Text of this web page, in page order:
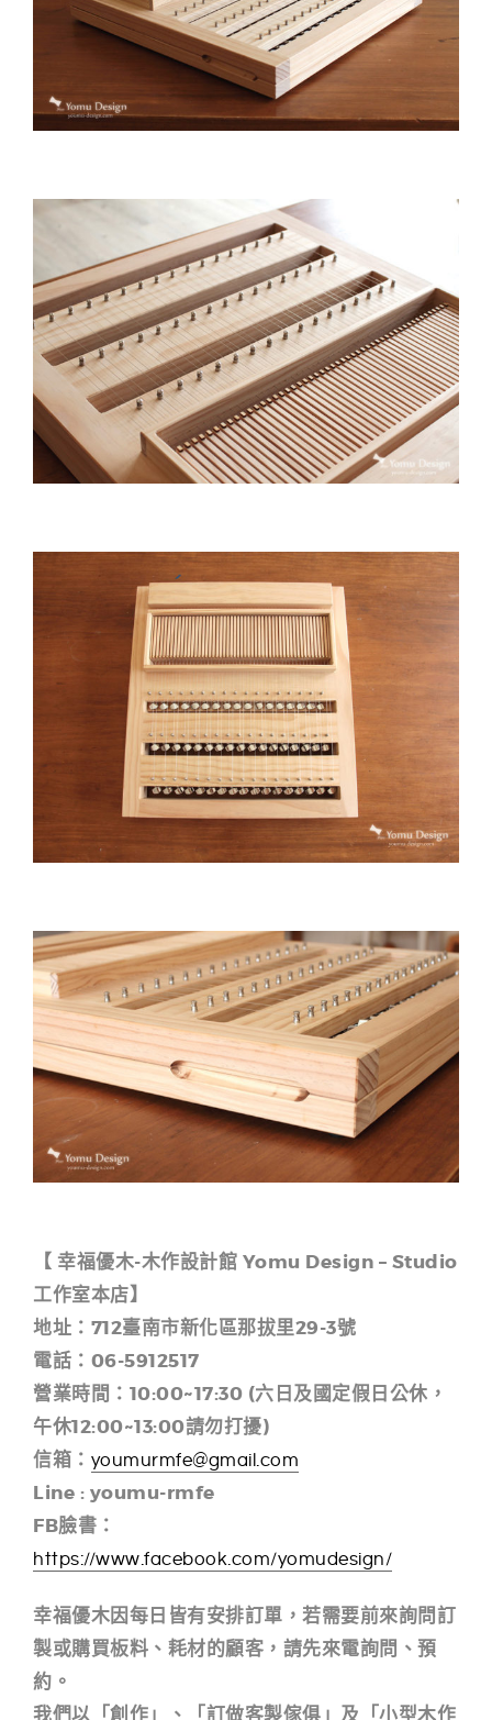
【 幸福優木-木作設計館 Yomu Design – Studio
工作室本店】
地址：712臺南市新化區那拔里29-3號
電話：06-5912517
營業時間：10:00~17:30 (六日及國定假日公休，
午休12:00~13:00請勿打擾)
信箱： youmurmfe@gmail.com
Line : youmu-rmfe
FB臉書：
https://www.facebook.com/yomudesign/
幸福優木因每日皆有安排訂單，若需要前來詢問訂
製或購買板料、耗材的顧客，請先來電詢問、 預
約。